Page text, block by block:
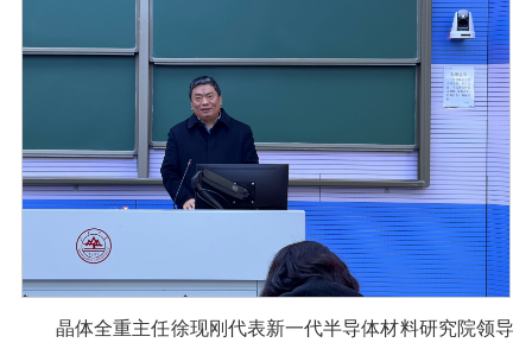
晶体全重主任徐现刚代表新一代半导体材料研究院领导